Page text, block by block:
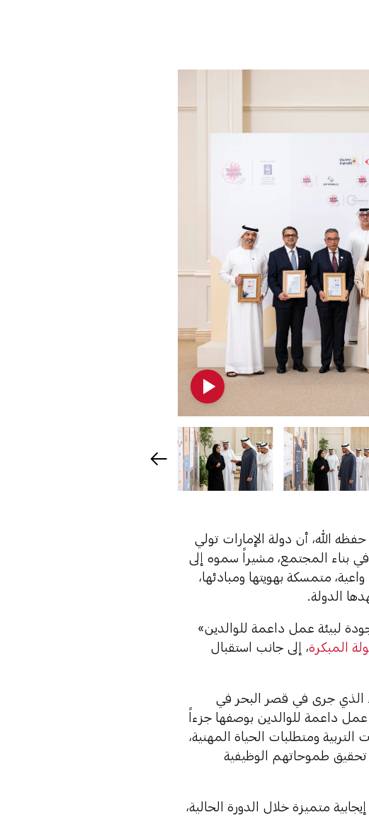
الله، أن دولة الإمارات تولي
بناء المجتمع، مشيراً سموه إلى
متمسكة بهويتها ومبادئها،
الدولة.
لبيئة عمل داعمة للوالدين»
المبكرة، إلى جانب استقبال
الذي جرى في قصر البحر في
داعمة للوالدين بوصفها جزءاً
ومتطلبات الحياة المهنية،
تحقيق طموحاتهم الوظيفية
متميزة خلال الدورة الحالية،